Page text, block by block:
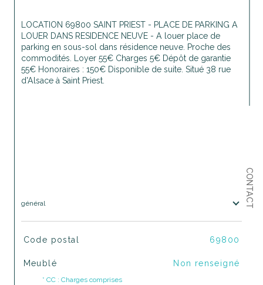
CONTACT
LOCATION 69800 SAINT PRIEST - PLACE DE PARKING A
LOUER DANS RESIDENCE NEUVE - A louer place de
parking en sous-sol dans résidence neuve. Proche des
commodités. Loyer 55€ Charges 5€ Dépôt de garantie
55€ Honoraires : 150€ Disponible de suite. Situé 38 rue
d'Alsace à Saint Priest.
général
TRAD_SIROCCO_Caracteristique
Code postal 69800
Meublé Non renseigné
* CC : Charges comprises